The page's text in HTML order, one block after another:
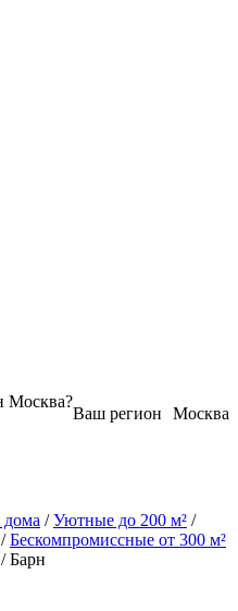
Москва
Ваш регион
Москва?
/Уютные до 200 м² /
/Бескомпромиссные от 300 м²
/Барн